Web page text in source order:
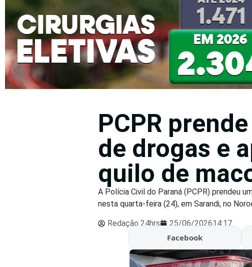
PCPR
de drogas e
quilo de
A Polícia Civil do Paraná (PCPR) prendeu
nesta quarta-feira (24), em Sarandi, no
Redação 24hrs 25/06/202614:17
Facebook